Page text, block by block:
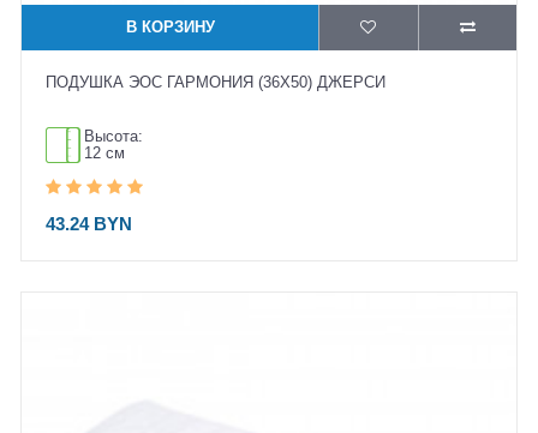
В КОРЗИНУ
ПОДУШКА ЭОС ГАРМОНИЯ (36X50) ДЖЕРСИ
Высота:
12 см
43.24 BYN